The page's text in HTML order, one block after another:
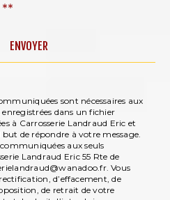
**
ENVOYER
sont nécessaires aux
dans un fichier
à Carrosserie Landraud Eric et
de répondre à votre message.
aux seuls
Landraud Eric 55 Rte de
Vous
d’effacement, de
de retrait de votre